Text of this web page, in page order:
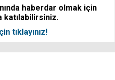
haberdar olmak için
katılabilirsiniz.
tıklayınız!